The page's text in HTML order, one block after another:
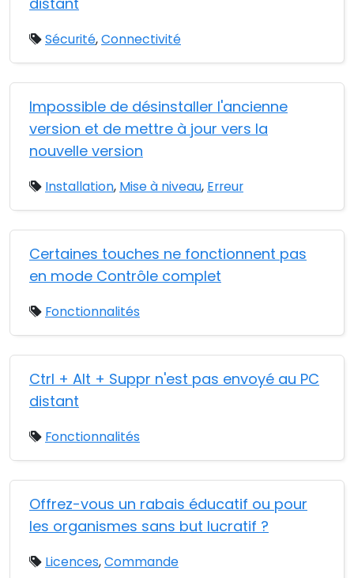
Sécurité,Connectivité
Impossible de désinstaller l'ancienne
version et de mettre à jour vers la
nouvelle version
Installation, Mise à niveau, Erreur
Certaines touches ne fonctionnent pas
en mode Contrôle complet
Fonctionnalités
Ctrl + Alt + Suppr n'est pas envoyé au PC
distant
Fonctionnalités
Offrez-vous un rabais éducatif ou pour
les organismes sans but lucratif ?
Licences,Commande